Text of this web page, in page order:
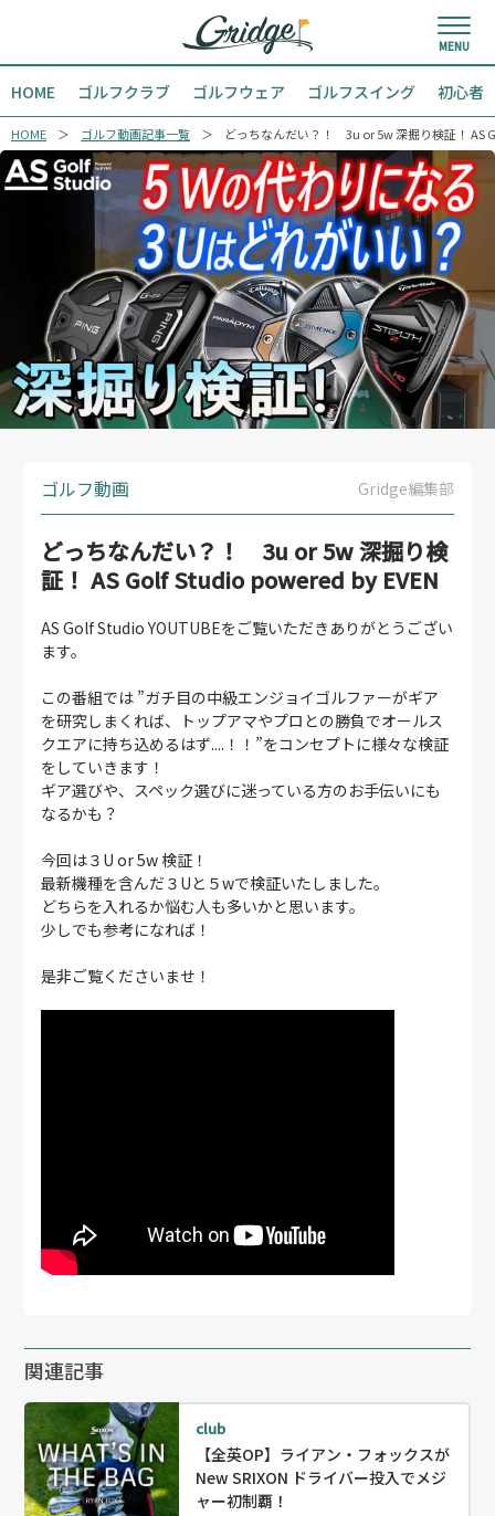
HOME ゴルフクラブ ゴルフウェア ゴルフスイング 初心者
HOME ゴルフ動画記事一覧 どっちなんだい？！ 3u or 5w 深掘り検証！ AS
ゴルフ動画 Gridge編集部
どっちなんだい？！ 3u or 5w 深掘り検
証！ AS Golf Studio powered by EVEN
AS Golf Studio YOUTUBEをご覧いただきありがとうござい
ます。
この番組では ”ガチ目の中級エンジョイゴルファーがギア
を研究しまくれば、トップアマやプロとの勝負でオールス
クエアに持ち込めるはず....！！”をコンセプトに様々な検証
をしていきます！
ギア選びや、スペック選びに迷っている方のお手伝いにも
なるかも？
今回は３U or 5w 検証！
最新機種を含んだ３Uと５wで検証いたしました。
どちらを入れるか悩む人も多いかと思います。
少しでも参考になれば！
是非ご覧くださいませ！
関連記事
club
【全英OP】ライアン・フォックスが
New SRIXON ドライバー投入でメジ
ャー初制覇！